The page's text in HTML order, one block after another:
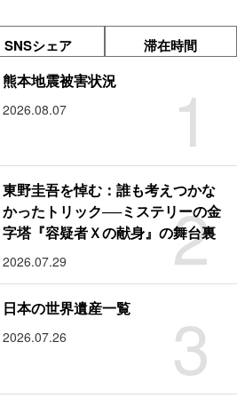
SNSシェア 滞在時間
1
熊本地震被害状況
2026.08.07
2
東野圭吾を悼む：誰も考えつかな
かったトリック──ミステリーの金
字塔『容疑者Ｘの献身』の舞台裏
2026.07.29
3
日本の世界遺産一覧
2026.07.26